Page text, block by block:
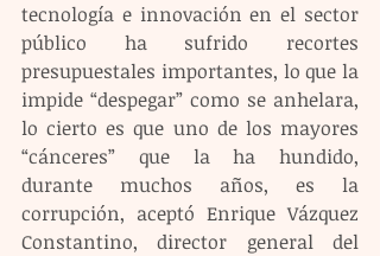
tecnología e innovación en el sector
público ha sufrido recortes
presupuestales importantes, lo que la
impide “despegar” como se anhelara,
lo cierto es que uno de los mayores
“cánceres” que la ha hundido,
durante muchos años, es la
corrupción, aceptó Enrique Vázquez
Constantino, director general del